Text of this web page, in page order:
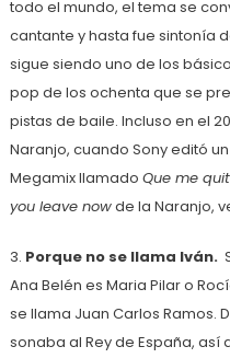
todo el mundo, el tema se
cantante y hasta fue sintonía
sigue siendo uno de los
pop de los ochenta que se
pistas de baile. Incluso en el
Naranjo, cuando Sony editó
Megamix llamado Que me
you leave nowde la Naranjo,
3. Porque no se llama Iván.
Ana Belén es Maria Pilar o
se llama Juan Carlos Ramos.
sonaba al Rey de España,